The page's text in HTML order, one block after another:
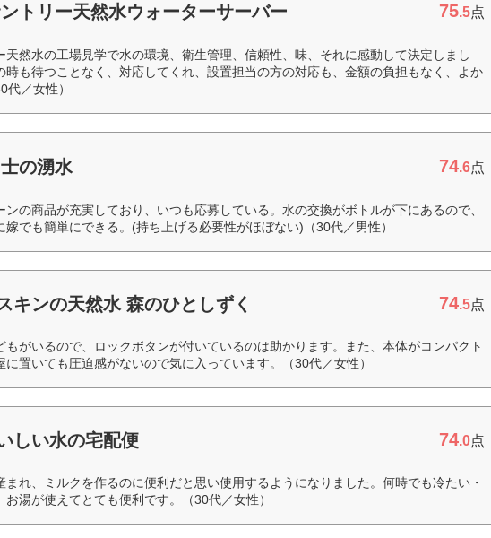
トリー天然水ウォーターサーバー 75.5点
天然水の工場見学で水の環境、衛生管理、信頼性、味、それに感動して決定しまし
時も待つことなく、対応してくれ、設置担当の方の対応も、金額の負担もなく、よか
代／女性）
の湧水 74.6点
ンの商品が充実しており、いつも応募している。水の交換がボトルが下にあるので、
嫁でも簡単にできる。(持ち上げる必要性がほぼない)（30代／男性）
キンの天然水 森のひとしずく 74.5点
もがいるので、ロックボタンが付いているのは助かります。また、本体がコンパクト
に置いても圧迫感がないので気に入っています。（30代／女性）
しい水の宅配便 74.0点
まれ、ミルクを作るのに便利だと思い使用するようになりました。何時でも冷たい・
お湯が使えてとても便利です。（30代／女性）